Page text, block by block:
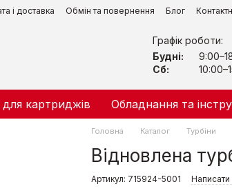
і доставка Обмін та повернення Блог
Графік роботи:
Будні:
Сб:
картриджів Обладнання та
Головна Каталог Турбіни
Відновлена
Артикул: 715924-5001 Написати